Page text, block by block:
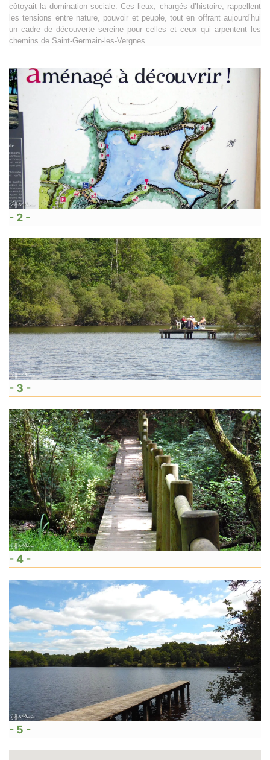
côtoyait la domination sociale. Ces lieux, chargés d’histoire, rappellent
les tensions entre nature, pouvoir et peuple, tout en offrant aujourd’hui
un cadre de découverte sereine pour celles et ceux qui arpentent les
chemins de Saint-Germain-les-Vergnes.
- 2 -
- 3 -
- 4 -
- 5 -